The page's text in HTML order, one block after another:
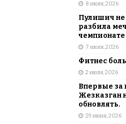
8 июля, 2026
Пулишич не
разбила
7 июля, 2026
Фитнес
2 июля, 2026
Впервые за
Жезказган
обновлять.
29 июня, 2026